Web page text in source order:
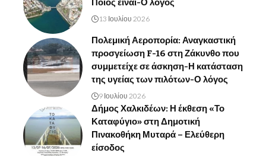
Ποιος είναι-Ο λόγος
13 Ιουλίου 2026
Πολεμική Αεροπορία: Αναγκαστική
προσγείωση F-16 στη Ζάκυνθο που
συμμετείχε σε άσκηση-Η κατάσταση
της υγείας των πιλότων-Ο λόγος
9 Ιουλίου 2026
Δήμος Χαλκιδέων: Η έκθεση «Το
Καταφύγιο» στη Δημοτική
Πινακοθήκη Μυταρά – Ελεύθερη
είσοδος